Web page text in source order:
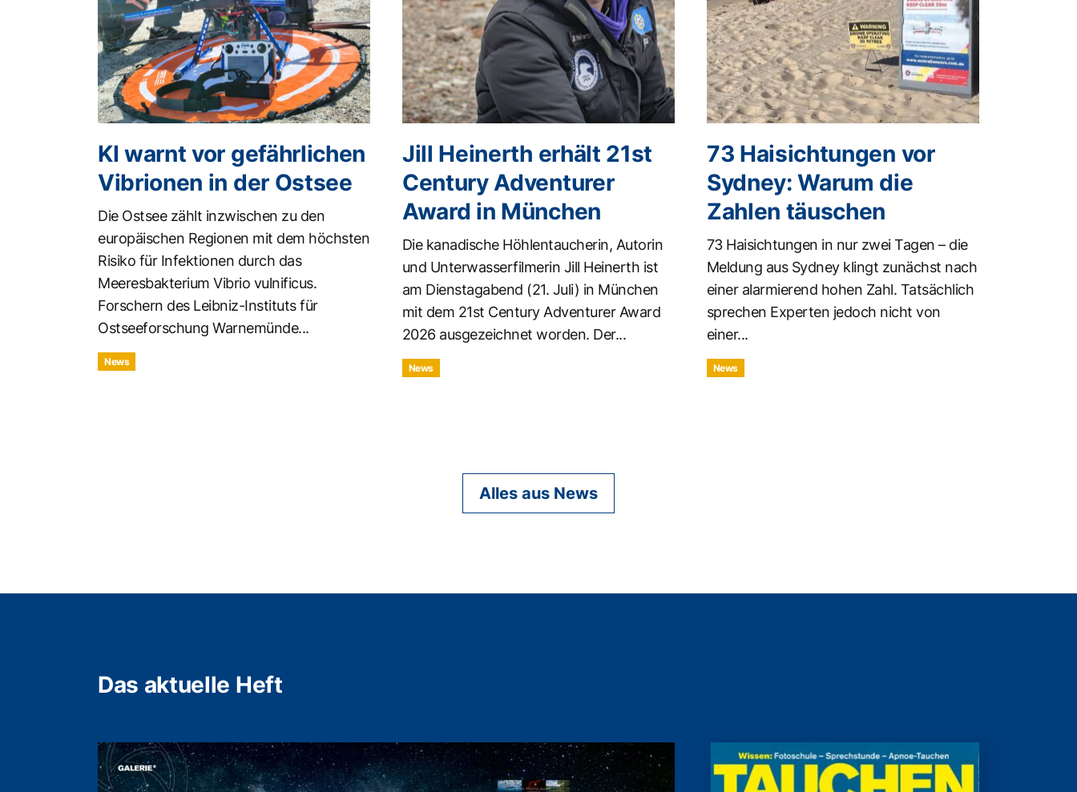
KI warnt vor gefährlichen
Vibrionen in der Ostsee
Die Ostsee zählt inzwischen zu den
europäischen Regionen mit dem höchsten
Risiko für Infektionen durch das
Meeresbakterium Vibrio vulnificus.
Forschern des Leibniz-Instituts für
Ostseeforschung Warnemünde...
News
Jill Heinerth erhält 21st
Century Adventurer
Award in München
Die kanadische Höhlentaucherin, Autorin
und Unterwasserfilmerin Jill Heinerth ist
am Dienstagabend (21. Juli) in München
mit dem 21st Century Adventurer Award
2026 ausgezeichnet worden. Der...
News
73 Haisichtungen vor
Sydney: Warum die
Zahlen täuschen
73 Haisichtungen in nur zwei Tagen – die
Meldung aus Sydney klingt zunächst nach
einer alarmierend hohen Zahl. Tatsächlich
sprechen Experten jedoch nicht von
einer...
News
Alles aus News
Das aktuelle Heft